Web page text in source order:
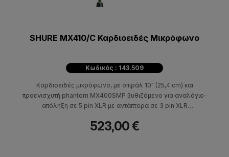
SHURE MX410/C Καρδιοειδές Μικρόφωνο
Κωδικός : 143.509
Καρδιοειδές μικρόφωνο, με σπιράλ 10" (25,4 cm) και
προενισχυτή phantom MX400SMP βυθιζόμενο για αναλόγιο-
απόληξη σε 5 pin XLR με αντάπτορα σε 3 pin XLR
523,00 €